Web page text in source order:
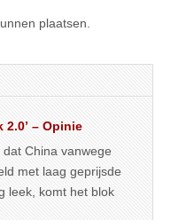
plaatsen.
2.0’ – Opinie
China vanwege
met laag geprijsde
leek, komt het blok